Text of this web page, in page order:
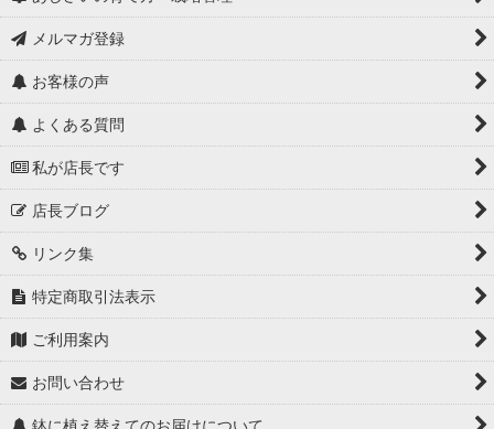
メルマガ登録
お客様の声
よくある質問
私が店長です
店長ブログ
リンク集
特定商取引法表示
ご利用案内
お問い合わせ
鉢に植え替えてのお届けについて